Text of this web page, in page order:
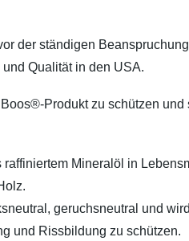
der ständigen
Qualität in den USA.
Produkt zu schützen und
Mineralöl in
geruchsneutral und
und Rissbildung zu schützen.